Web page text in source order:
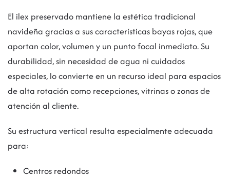
El ilex preservado mantiene la estética tradicional
navideña gracias a sus características bayas rojas, que
aportan color, volumen y un punto focal inmediato. Su
durabilidad, sin necesidad de agua ni cuidados
especiales, lo convierte en un recurso ideal para espacios
de alta rotación como recepciones, vitrinas o zonas de
atención al cliente.
Su estructura vertical resulta especialmente adecuada
para:
Centros redondos